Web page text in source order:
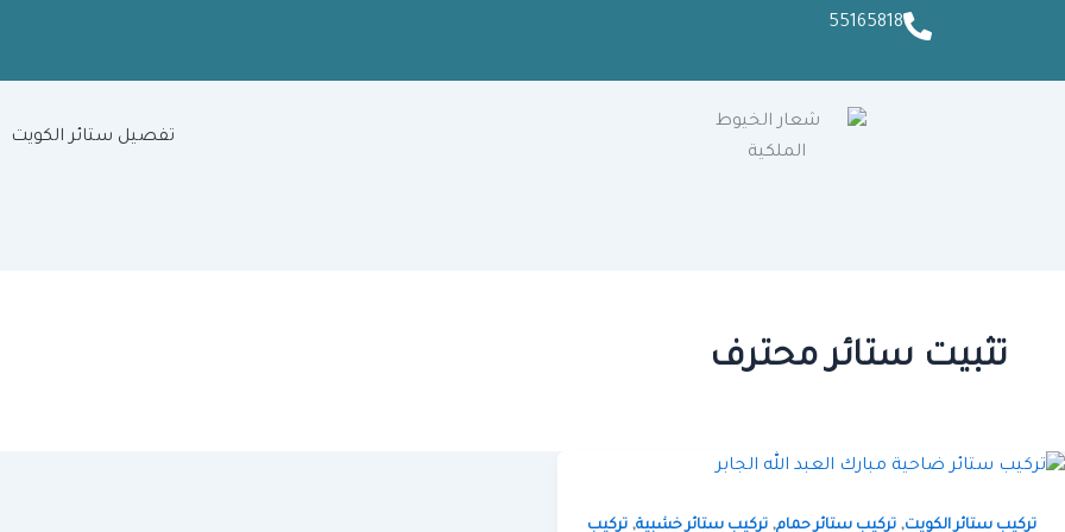
55165818
تفصيل ستائر الكويت
تثبيت ستائر محترف
تركيب ستائر الكويت, تركيب ستائر حمام, تركيب ستائر خشبية, تركيب